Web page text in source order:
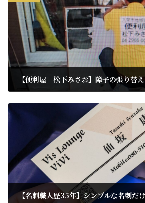
【便利屋 松下みさお】障子の張り替え